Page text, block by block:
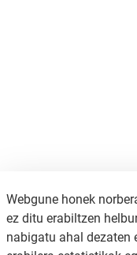
Webgune honek
ez ditu erabiltzen
nabigatu ahal dezaten